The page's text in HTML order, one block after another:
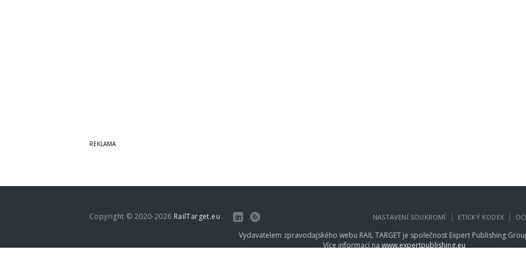
NASTAVENÍ SOUKROMÍ | ETICKÝ KODEX |
Copyright © 2020-2026 RailTarget.eu
Vydavatelem zpravodajského webu RAIL TARGET je společnost Expert Publishing
Více informací nawww.expertpublishing.eu